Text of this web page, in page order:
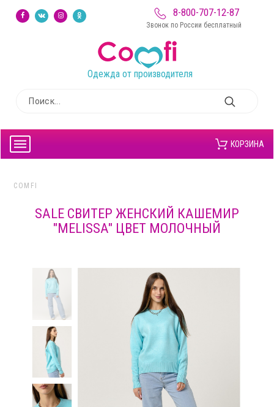
8-800-707-12-87
Звонок по России бесплатный
Одежда от производителя
КОРЗИНА
COMFI
SALE СВИТЕР ЖЕНСКИЙ КАШЕМИР
"MELISSA" ЦВЕТ МОЛОЧНЫЙ